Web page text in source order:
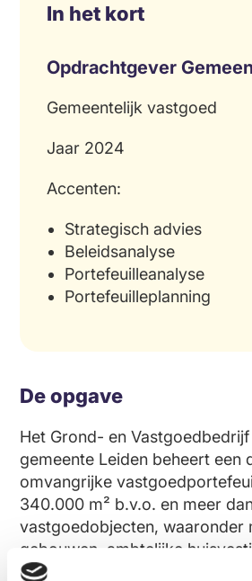
In het kort
Opdrachtgever
Gemeentelijk vastgoed
Jaar 2024
Accenten:
Strategisch advies
Beleidsanalyse
Portefeuilleanalyse
Portefeuilleplanning
De opgave
Het Grond- en
gemeente Leiden beheert een
omvangrijke
340.000 m² b.v.o. en meer
vastgoedobjecten, waaronder
gebouwen, ambtelijke
en sportvoorzieningen,